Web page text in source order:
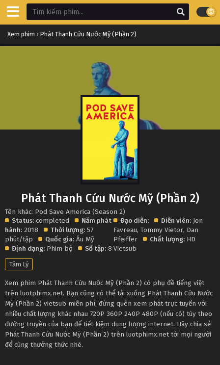
Xem phim › Phát Thanh Cứu Nước Mỹ (Phần 2)
Phát Thanh Cứu Nước Mỹ (Phần 2)
Tên khác: Pod Save America (Season 2)
Status: completed
Năm phát
hành: 2018 Thời lượng: 57
phút/tập
Quốc gia: Âu Mỹ
Định dạng: Phim bộ Số tập: 8
Đạo diễn: Diễn viên: Jon
Favreau,Tommy Vietor, Dan
Pfeiffer
Chất lượng:
Vietsub
Tâm Lý
Xem phim Phát Thanh Cứu Nước Mỹ (Phần 2) có phụ đề tiếng việt
trên luotphimx.net. Bạn cũng có thể tải xuống Phát Thanh Cứu Nước
Mỹ (Phần 2) vietsub miễn phí, đừng quên xem phát trực tuyến với
nhiều chất lượng khác nhau 720P 360P 240P 480P (nếu có) tùy theo
đường truyền của bạn để tiết kiệm dung lượng internet. Hãy chia sẻ
Phát Thanh Cứu Nước Mỹ (Phần 2) trên luotphimx.net tới mọi người
để cùng thưởng thức nhé.